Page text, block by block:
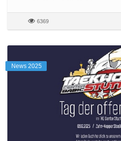
6369
News 2025